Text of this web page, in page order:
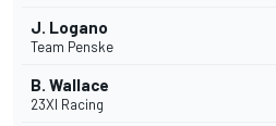
J. Logano
Team Penske
B. Wallace
23XI Racing